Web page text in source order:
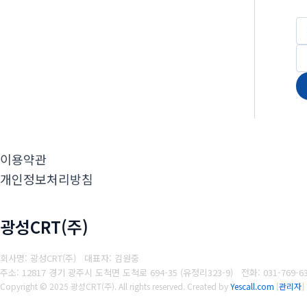
이용약관
개인정보처리방침
광성CRT(주)
회사명: 광성CRT(주) 대표자: 김원중
주소: 12817 경기 광주시 도척면 도척로 694-35 (유정리323-9) 전화: 031-769-
Copyright © 2025 광성CRT(주). All rights reserved. Created byYescall.com [관리자]